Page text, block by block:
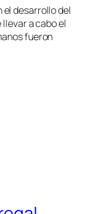
el desarrollo del
a cabo el
fueron